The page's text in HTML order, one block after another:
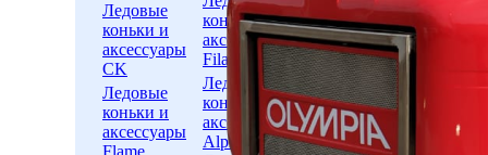
Ледовые
коньки и
аксессуары
CK
Ледовые
коньки и
аксессуары
Flame
коньки и
аксессуары
Fila
Ледовые
коньки и
аксессуары
Alpha
коньки и
аксессуары
WARRIOR
Ледовые
коньки и
аксессуары
ВОЛНА-